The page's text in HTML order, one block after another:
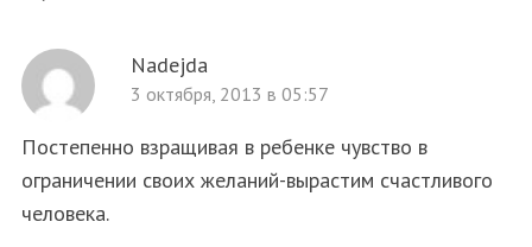
Nadejda
3 октября, 2013 в 05:57
Постепенно взращивая в ребенке чувство в
ограничении своих желаний-вырастим счастливого
человека.